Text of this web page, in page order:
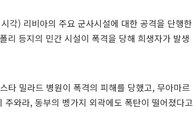
각) 리비아의 주요 군사시설에 대한 공격을 단행한
리 등지의 민간 시설이 폭격을 당해 희생자가 발생
타 밀라드 병원이 폭격의 피해를 당했고, 무아마르
와라, 동부의 벵가지 외곽에도 폭탄이 떨어졌다고